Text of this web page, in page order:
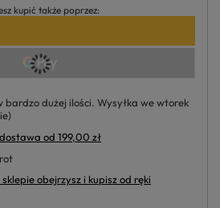
kupić także poprzez:
bardzo dużej ilości Wysyłka we wtorek
od 199,00 zł
obejrzysz i kupisz od ręki